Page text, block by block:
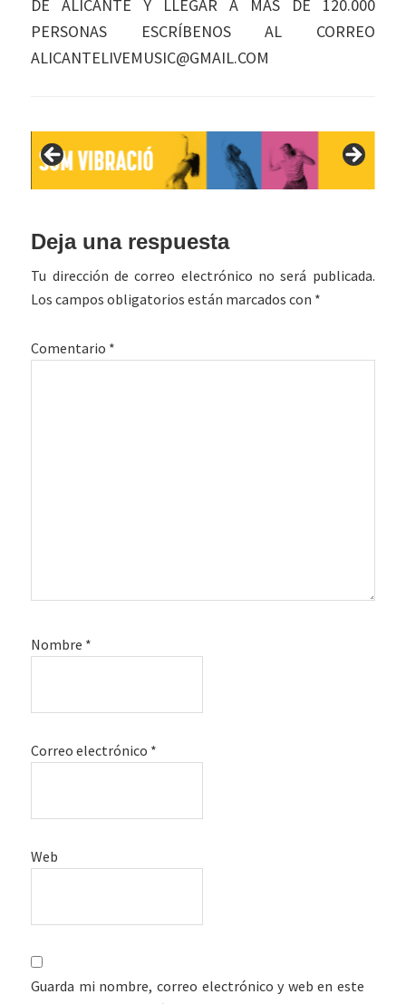
DE ALICANTE Y LLEGAR A MÁS DE 120.000
PERSONAS ESCRÍBENOS AL CORREO
ALICANTELIVEMUSIC@GMAIL.COM
Interacciones
con
los
Deja una respuesta
Tu dirección de correo electrónico no será publicada.
Los campos obligatorios están marcados con *
Comentario *
Nombre *
Correo electrónico *
Web
Guarda mi nombre, correo electrónico y web en este